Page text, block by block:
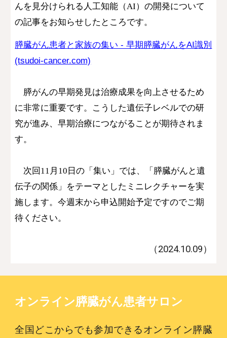
んを見分けられる人工知能（AI）の開発について
の記事をお知らせしたところです。
膵臓がん患者と家族の集い - 早期膵臓がんをAI識別
(tsudoi-cancer.com)
膵がんの早期発見は治療成果を向上させるため
に非常に重要です。こうした遺伝子レベルでの研
究が進み、早期治療につながることが期待されま
す。
次回11月10日の「集い」では、「膵臓がんと遺
伝子の関係」をテーマとしたミニレクチャーを実
施します。今週末から申込開始予定ですのでご期
待ください。
（2024.10.09）
オンライン膵臓がん患者サロン
全国どこからでも参加できるオンライン膵臓